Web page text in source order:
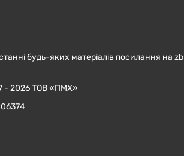
будь-яких матеріалів посилання на
- 2026 ТОВ «ПМХ»
06374